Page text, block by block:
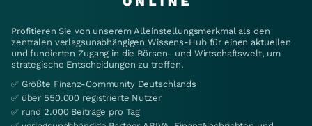
Profitieren Sie von unserem Alleinstellungsmerkmal als den
zentralen verlagsunabhängigen Wissens-Hub für einen aktuellen
und fundierten Zugang in die Börsen- und Wirtschaftswelt, um
strategische Entscheidungen zu treffen.
✅ Größte Finanz-Community Deutschlands
✅ über 550.000 registrierte Nutzer
✅ rund 2.000 Beiträge pro Tag